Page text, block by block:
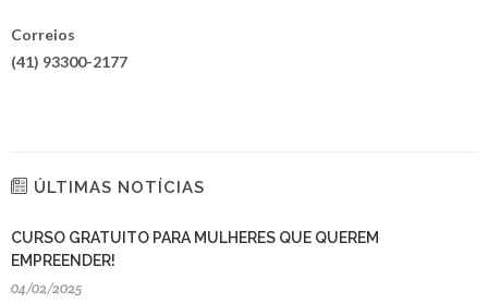
Correios
(41) 93300-2177
ÚLTIMAS NOTÍCIAS
CURSO GRATUITO PARA MULHERES QUE QUEREM
EMPREENDER!
04/02/2025